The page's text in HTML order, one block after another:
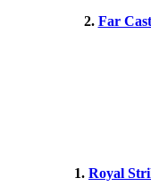
2. Far
1. Royal